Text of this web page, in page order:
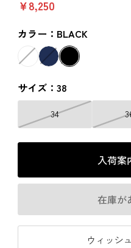
￥8,250
カラー：BLACK
サイズ：38
34
入荷案
在庫が
ウィッシ